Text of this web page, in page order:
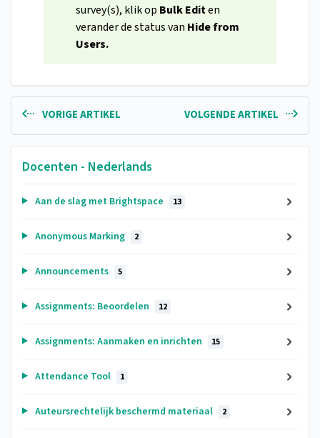
survey(s), klik op Bulk Editen
verander de status van Hide from
Users.
VORIGE ARTIKEL VOLGENDE ARTIKEL
Docenten - Nederlands
Aan de slag met Brightspace 13
Anonymous Marking 2
Announcements 5
Assignments: Beoordelen 12
Assignments: Aanmaken en inrichten 15
Attendance Tool 1
Auteursrechtelijk beschermd materiaal 2